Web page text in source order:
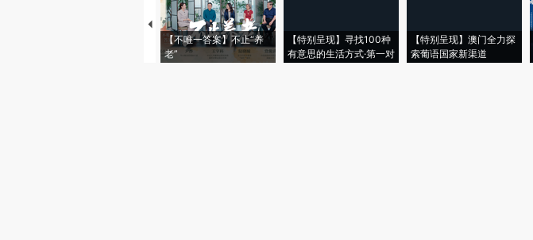
【不唯一答案】不止“养
老”
【特别呈现】寻找100种
有意思的生活方式·第一对
【特别呈现】澳门全力探
索葡语国家新渠道